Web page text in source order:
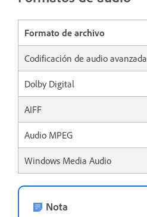
Formato de archivo
Codificación de audio avanzada
Dolby Digital
AIFF
Audio MPEG
Windows Media Audio
Nota